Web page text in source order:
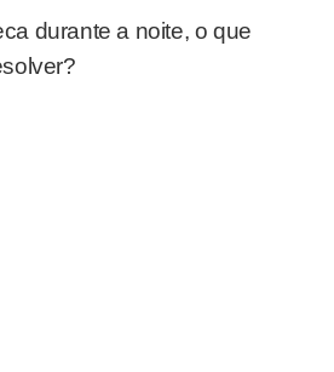
durante a noite, o que